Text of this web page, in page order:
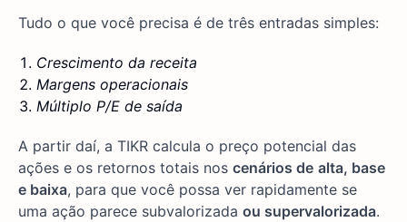
Tudo o que você precisa é de três entradas simples:
Crescimento da receita
Margens operacionais
Múltiplo P/E de saída
A partir daí, a TIKR calcula o preço potencial das
ações e os retornos totais nos cenários de alta, base
e baixa, para que você possa ver rapidamente se
uma ação parece subvalorizada ou supervalorizada.